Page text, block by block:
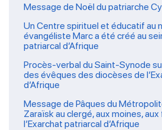
Message de Noël du patriarche
Un Centre spirituel et éducatif au
évangéliste Marc a été créé au
patriarcal d’Afrique
Procès-verbal du Saint-Synode
des évêques des diocèses de
d’Afrique
Message de Pâques du
Zaraïsk au clergé, aux moines,
l’Exarchat patriarcal d’Afrique